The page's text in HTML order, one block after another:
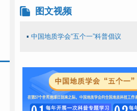
图文视频
▪ 中国地质学会“五个一”科普倡议